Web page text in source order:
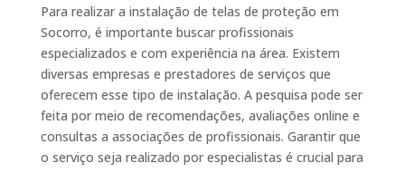
Para realizar a instalação de telas de proteção em
Socorro, é importante buscar profissionais
especializados e com experiência na área. Existem
diversas empresas e prestadores de serviços que
oferecem esse tipo de instalação. A pesquisa pode ser
feita por meio de recomendações, avaliações online e
consultas a associações de profissionais. Garantir que
o serviço seja realizado por especialistas é crucial para